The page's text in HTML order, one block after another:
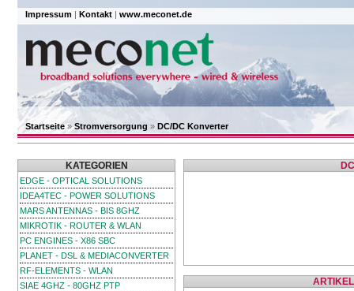
Impressum | Kontakt | www.meconet.de
Startseite»Stromversorgung » DC/DC Konverter
KATEGORIEN
EDGE - OPTICAL SOLUTIONS
IDEA4TEC - POWER SOLUTIONS
MARS ANTENNAS - BIS 8GHZ
MIKROTIK - ROUTER & WLAN
PC ENGINES - X86 SBC
PLANET - DSL & MEDIACONVERTER
RF-ELEMENTS - WLAN
SIAE 4GHZ - 80GHZ PTP